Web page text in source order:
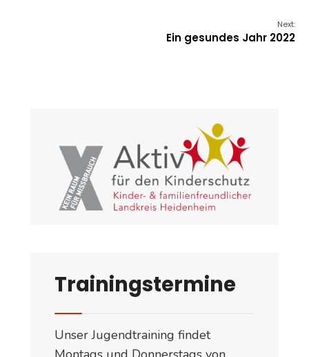
Next:
Ein gesundes Jahr 2022
Trainingstermine
Unser Jugendtraining findet